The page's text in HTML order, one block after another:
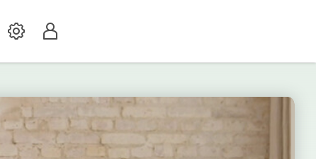
SettingsProfil